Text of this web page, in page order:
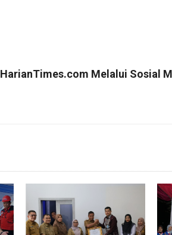
HarianTimes.com Melalui Sosial